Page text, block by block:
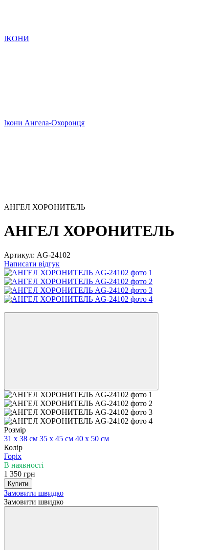
ІКОНИ
Ікони Ангела-Охоронця
АНГЕЛ ХОРОНИТЕЛЬ
АНГЕЛ ХОРОНИТЕЛЬ
Артикул: AG-24102
Написати відгук
Розмір
31 x 38 см 35 х 45 см 40 х 50 см
Колір
Горіх
В наявності
1 350 грн
Купити
Замовити швидко
Замовити швидко